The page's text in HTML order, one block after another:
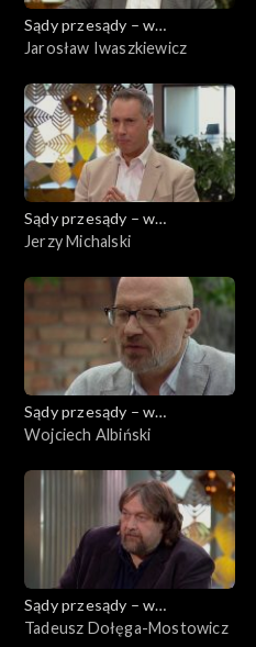
Sądy przesądy – w
powiększeniu
Jarosław Iwaszkiewicz
Sądy przesądy – w
powiększeniu
Jerzy Michalski
Sądy przesądy – w
powiększeniu
Wojciech Albiński
Sądy przesądy – w
powiększeniu
Tadeusz Dołęga-Mostowicz